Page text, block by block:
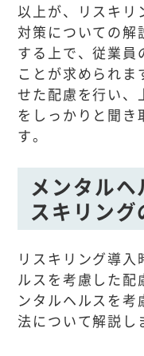
以上が、リスキリ
対策についての解
する上で、従業員
ことが求められま
せた配慮を行い、
をしっかりと聞き
す。
メンタルヘ
スキリン
リスキリング導入
ルスを考慮した配
ンタルヘルスを考
法について解説し